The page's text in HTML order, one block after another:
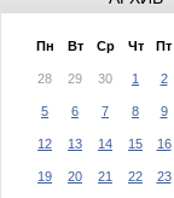
Пн Вт Ср Чт Пт
28 29 30 1 2
5 6 7 8 9
12 13 14 15 16
19 20 21 22 23